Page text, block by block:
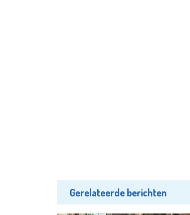
Gerelateerde berichten